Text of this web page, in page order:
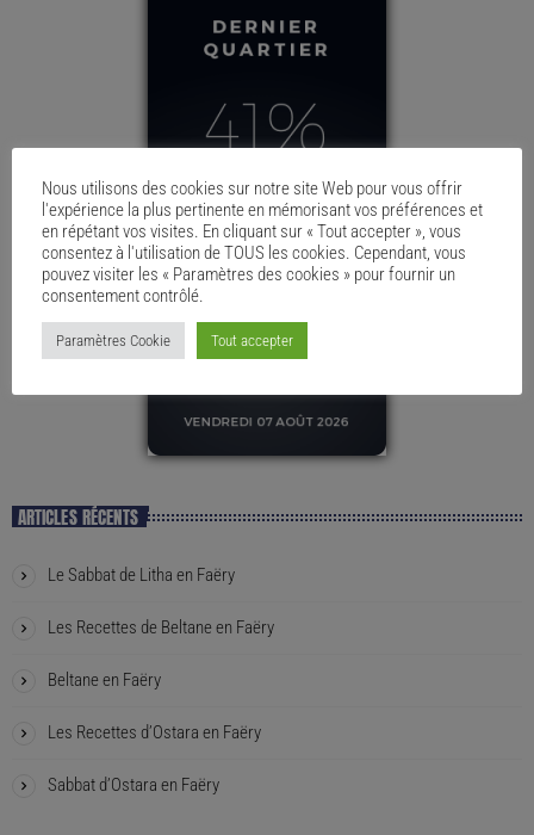
ARTICLES RÉCENTS
Le Sabbat de Litha en Faëry
Les Recettes de Beltane en Faëry
Beltane en Faëry
Les Recettes d’Ostara en Faëry
Sabbat d’Ostara en Faëry
Nous utilisons des cookies sur notre site Web pour vous offrir
l'expérience la plus pertinente en mémorisant vos préférences et
en répétant vos visites. En cliquant sur « Tout accepter », vous
consentez à l'utilisation de TOUS les cookies. Cependant, vous
pouvez visiter les « Paramètres des cookies » pour fournir un
consentement contrôlé.
Paramètres Cookie Tout accepter